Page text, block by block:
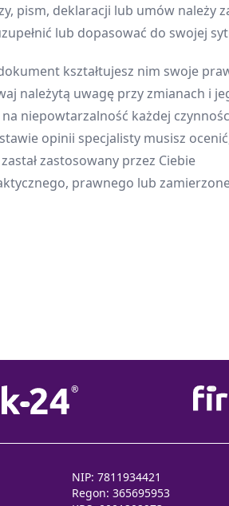
pism, deklaracji lub umów należy
lub dopasować do swojej
kształtujesz nim swoje
należytą uwagę przy zmianach i
niepowtarzalność każdej
opinii specjalisty musisz
zastosowany przez Ciebie
prawnego lub
NIP: 7811934421
Regon: 365695953